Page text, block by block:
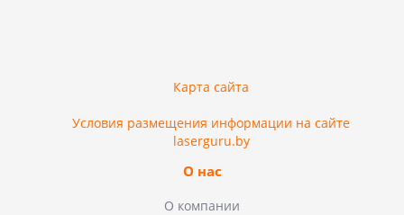
Карта сайта
Условия размещения информации на сайте
laserguru.by
О нас
О компании